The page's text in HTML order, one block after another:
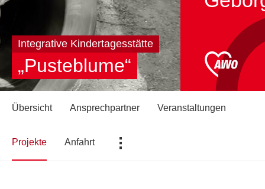
Integrative Kindertagesstätte
„Pusteblume“
Übersicht Ansprechpartner Veranstaltungen
Projekte Anfahrt ...